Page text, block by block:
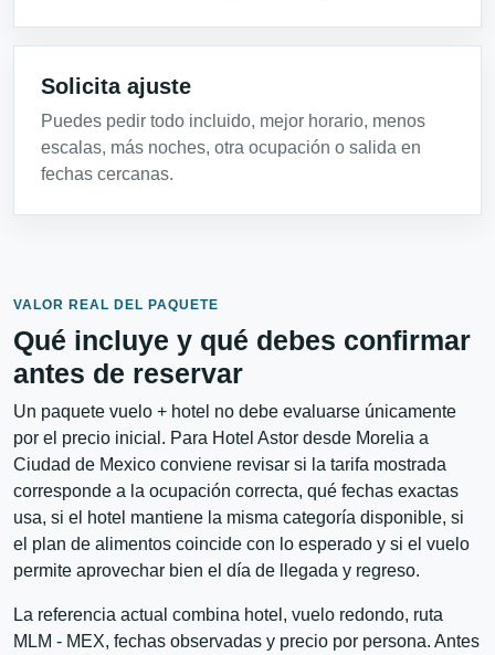
Solicita ajuste
Puedes pedir todo incluido, mejor horario, menos
escalas, más noches, otra ocupación o salida en
fechas cercanas.
VALOR REAL DEL PAQUETE
Qué incluye y qué debes confirmar
antes de reservar
Un paquete vuelo + hotel no debe evaluarse únicamente
por el precio inicial. Para Hotel Astor desde Morelia a
Ciudad de Mexico conviene revisar si la tarifa mostrada
corresponde a la ocupación correcta, qué fechas exactas
usa, si el hotel mantiene la misma categoría disponible, si
el plan de alimentos coincide con lo esperado y si el vuelo
permite aprovechar bien el día de llegada y regreso.
La referencia actual combina hotel, vuelo redondo, ruta
MLM - MEX, fechas observadas y precio por persona. Antes